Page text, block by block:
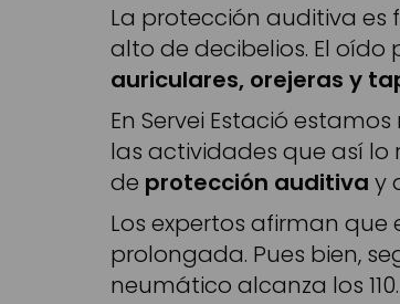
La protección auditiva
alto de decibelios. El oído
auriculares, orejeras y
En Servei Estació
las actividades que así lo
de protección auditiva y
Los expertos afirman
prolongada. Pues bien,
neumático alcanza los